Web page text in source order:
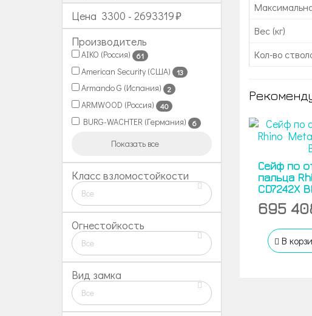
Цена 3300 - 2693319
Производитель
AIKO (Россия) 61
American Security (США) 13
Armando G (Испания) 2
ARMWOOD (Россия) 40
BURG-WACHTER (Германия) 6
Показать все
Класс взломостойкости
Все
Огнестойкость
Все
Вид замка
Все
Вес (кг)
Кол-во
Сейф по
пальца
CD7242X
695
В